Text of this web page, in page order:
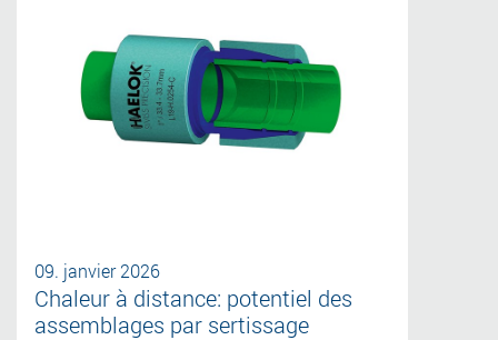
09. janvier 2026
Chaleur à distance: potentiel des
assemblages par sertissage